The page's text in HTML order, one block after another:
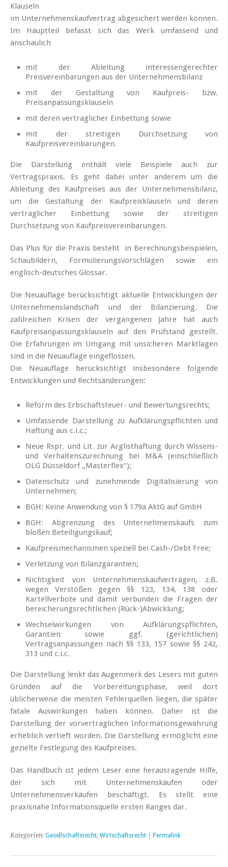
Klauseln
im Unternehmenskaufvertrag abgesichert werden können.
Im Hauptteil befasst sich das Werk umfassend und
anschaulich
mit der Ableitung interessengerechter
Preisvereinbarungen aus der Unternehmensbilanz
mit der Gestaltung von Kaufpreis- bzw.
Preisanpassungsklauseln
mit deren vertraglicher Einbettung sowie
mit der streitigen Durchsetzung von
Kaufpreisvereinbarungen.
Die Darstellung enthält viele Beispiele auch zur
Vertragspraxis. Es geht dabei unter anderem um die
Ableitung des Kaufpreises aus der Unternehmensbilanz,
um die Gestaltung der Kaufpreisklauseln und deren
vertraglicher Einbettung sowie der streitigen
Durchsetzung von Kaufpreisvereinbarungen.
Das Plus für die Praxis besteht in Berechnungsbeispielen,
Schaubildern, Formulierungsvorschlägen sowie ein
englisch-deutsches Glossar.
Die Neuauflage berücksichtigt aktuelle Entwicklungen der
Unternehmenslandschaft und der Bilanzierung. Die
zahlreichen Krisen der vergangenen Jahre hat auch
Kaufpreisanpassungsklauseln auf den Prüfstand gestellt.
Die Erfahrungen im Umgang mit unsicheren Marktlagen
sind in die Neuauflage eingeflossen.
Die Neuauflage berücksichtigt insbesondere folgende
Entwicklungen und Rechtsänderungen:
Reform des Erbschaftsteuer- und Bewertungsrechts;
Umfassende Darstellung zu Aufklärungspflichten und
Haftung aus c.i.c.;
Neue Rspr. und Lit. zur Arglisthaftung durch Wissens-
und Verhaltenszurechnung bei M&A (einschließlich
OLG Düsseldorf „Masterflex“);
Datenschutz und zunehmende Digitalisierung von
Unternehmen;
BGH: Keine Anwendung von § 179a AktG auf GmbH
BGH: Abgrenzung des Unternehmenskaufs zum
bloßen Beteiligungskauf;
Kaufpreismechanismen speziell bei Cash-/Debt Free;
Verletzung von Bilanzgarantien;
Nichtigkeit von Unternehmenskaufverträgen, z.B.
wegen Verstößen gegen §§ 123, 134, 138 oder
Kartellverbote und damit verbunden die Fragen der
bereicherungsrechtlichen (Rück-)Abwicklung;
Wechselwirkungen von Aufklärungspflichten,
Garantien sowie ggf. (gerichtlichen)
Vertragsanpassungen nach §§ 133, 157 sowie §§ 242,
313 und c.i.c.
Die Darstellung lenkt das Augenmerk des Lesers mit guten
Gründen auf die Vorbereitungsphase, weil dort
üblicherweise die meisten Fehlerquellen liegen, die später
fatale Auswirkungen haben können. Daher ist die
Darstellung der vorvertraglichen Informationsgewährung
erheblich vertieft worden. Die Darstellung ermöglicht eine
gezielte Festlegung des Kaufpreises.
Das Handbuch ist jedem Leser eine herausragende Hilfe,
der sich mit Unternehmenskäufen oder
Unternehmensverkäufen beschäftigt. Es stellt eine
praxisnahe Informationsquelle ersten Ranges dar.
Kategorien: Gesellschaftsrecht, Wirtschaftsrecht Permalink